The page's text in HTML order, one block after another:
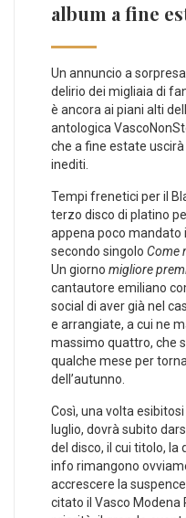
album a fine
Un annuncio a
delirio dei migliaia di
è ancora ai piani alti
antologica
che a fine estate
inediti.
Tempi frenetici per il
terzo disco di platino
appena poco mandato
secondo singolo Come
Un giorno migliore
cantautore emiliano
social di aver già nel
e arrangiate, a cui ne
massimo quattro, che
qualche mese per
dell’autunno.
Così, una volta
luglio, dovrà subito
del disco, il cui titolo,
info rimangono
accrescere la
citato il Vasco Modena